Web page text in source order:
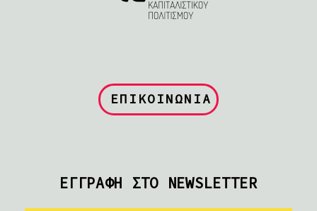
ΕΠΙΚΟΙΝΩΝΙΑ
ΕΓΓΡΑΦΗ ΣΤΟ NEWSLETTER